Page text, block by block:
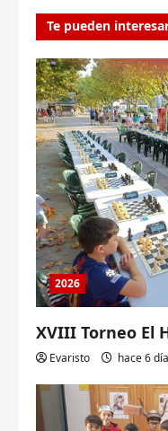
Te pueden
2026
XVIII Torneo El
Evaristo hace 6